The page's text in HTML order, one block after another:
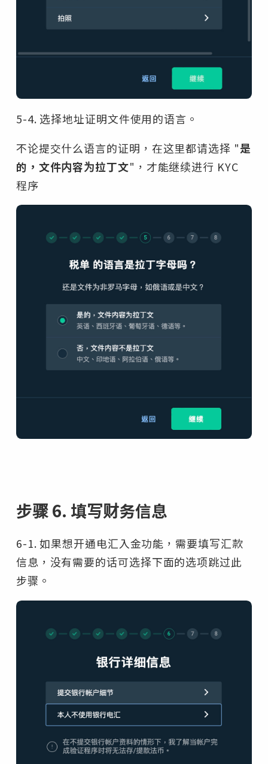
5-4. 选择地址证明文件使用的语言。
不论提交什么语言的证明，在这里都请选择 "是
的，文件内容为拉丁文"，才能继续进行 KYC
程序
步骤 6. 填写财务信息
6-1. 如果想开通电汇入金功能，需要填写汇款
信息，没有需要的话可选择下面的选项跳过此
步骤。